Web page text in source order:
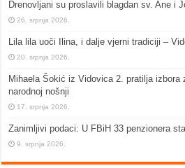
Drenovljani su proslavili blagdan sv. Ane i
26. srpnja 2026.
Lila lila uoči Ilina, i dalje vjerni tradiciji –
20. srpnja 2026.
Mihaela Šokić iz Vidovica 2. pratilja izbora
narodnoj nošnji
17. srpnja 2026.
Zanimljivi podaci: U FBiH 33 penzionera
9. srpnja 2026.